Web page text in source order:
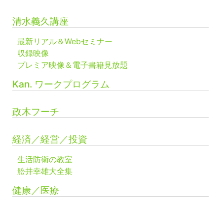
清水義久講座
最新リアル＆Webセミナー
収録映像
プレミア映像＆電子書籍見放題
Kan. ワークプログラム
政木フーチ
経済／経営／投資
生活防衛の教室
舩井幸雄大全集
健康／医療